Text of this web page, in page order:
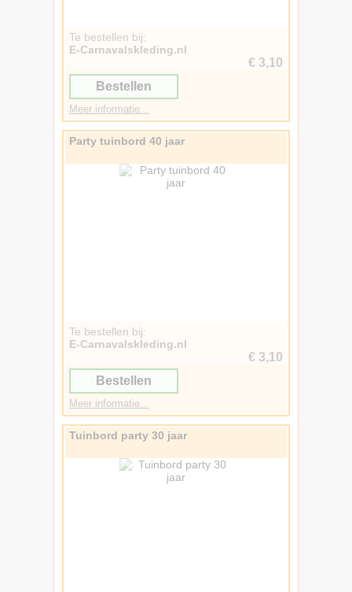
Te bestellen bij:
E-Carnavalskleding.nl
€ 3,10
Bestellen
Meer informatie...
Party tuinbord 40 jaar
Te bestellen bij:
E-Carnavalskleding.nl
€ 3,10
Bestellen
Meer informatie...
Tuinbord party 30 jaar